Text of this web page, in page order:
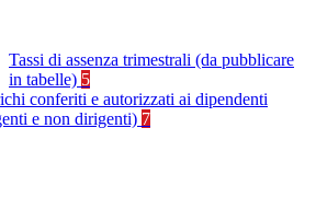
Tassi di assenza trimestrali (da pubblicare
in tabelle) 5
conferiti e autorizzati ai dipendenti
e non dirigenti) 7